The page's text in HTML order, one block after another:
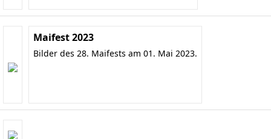
Maifest 2023
Bilder des 28. Maifests am 01. Mai 2023.